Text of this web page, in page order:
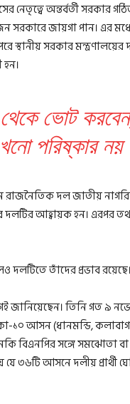
অন্তর্বর্তী সরকার
সরকারে জায়গা পান। এর
স্থানীয় সরকার মন্ত্রণালয়ের
ভোট
পরিষ্কার
রাজনৈতিক দল জাতীয়
দলটির আহ্বায়ক হন। এরপর
তাঁদের প্রভাব রয়েছে।
জানিয়েছেন। তিনি গত ৯
১০ আসন (ধানমন্ডি,
বিএনপির সঙ্গে সমঝোতা
৩৬টি আসনে দলীয় প্রার্থী